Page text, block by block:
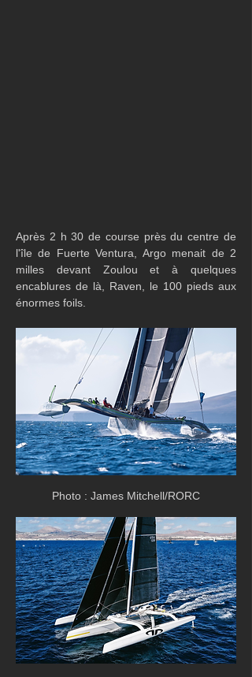
Après 2 h 30 de course près du centre de
l'île de Fuerte Ventura, Argo menait de 2
milles devant Zoulou et à quelques
encablures de là, Raven, le 100 pieds aux
énormes foils.
Photo : James Mitchell/RORC